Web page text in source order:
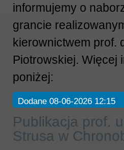
informujemy o
grancie
kierownictwem prof.
Piotrowskiej. Więcej
poniżej:
Dodane 08-06-2026 12:15
Publikacja prof.
Strusa w